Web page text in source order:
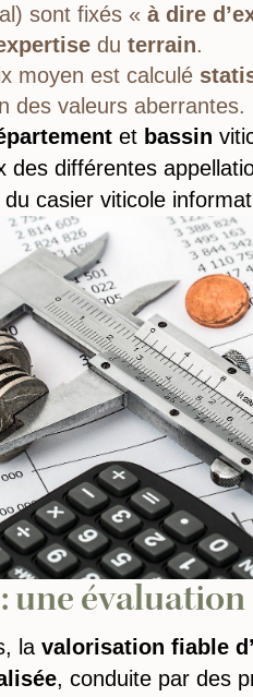
sont fixés « à dire
du terrain.
moyen est calculé
des valeurs aberrantes.
et bassin
des différentes
casier viticole
une
la valorisation fiable
, conduite par des